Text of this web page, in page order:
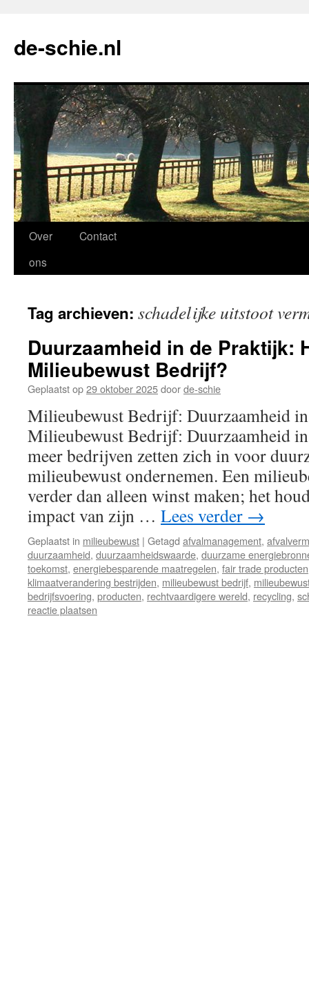
de-schie.nl
Spring
naar
inhoud
Over
ons
Contact
Tag archieven: schadelijke uitstoot
Duurzaamheid in de Praktijk:
Milieubewust Bedrijf?
Geplaatst op29 oktober 2025doorde-schie
Milieubewust Bedrijf: Duurzaamheid
Milieubewust Bedrijf: Duurzaamheid
meer bedrijven zetten zich in voor
milieubewust ondernemen. Een
verder dan alleen winst maken; het
impact van zijn … Lees verder →
Geplaatst in milieubewust | Getagd afvalmanagement,
duurzaamheid, duurzaamheidswaarde, duurzame
toekomst, energiebesparende maatregelen, fair trade producten
klimaatverandering bestrijden, milieubewust bedrijf,
bedrijfsvoering, producten, rechtvaardigere wereld, recycling,
reactie plaatsen